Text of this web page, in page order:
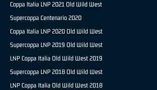
Coppa Italia LNP 2021 Old Wild West
Supercoppa Centenario 2020
Coppa Italia LNP 2020 Old Wild West
Supercoppa LNP 2019 Old Wild West
LNP Coppa Italia Old Wild West 2019
Supercoppa LNP 2018 Old Wild West
LNP Coppa Italia Old Wild West 2018